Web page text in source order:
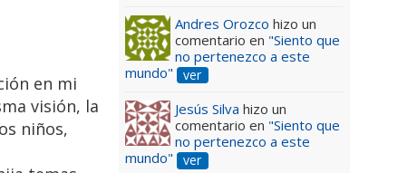
en mi
visión, la
niños,
Andres Orozco hizo un
comentario en "Siento que
no pertenezco a este
mundo"
ver
Jesús Silva hizo un
comentario en "Siento que
no pertenezco a este
mundo"
ver